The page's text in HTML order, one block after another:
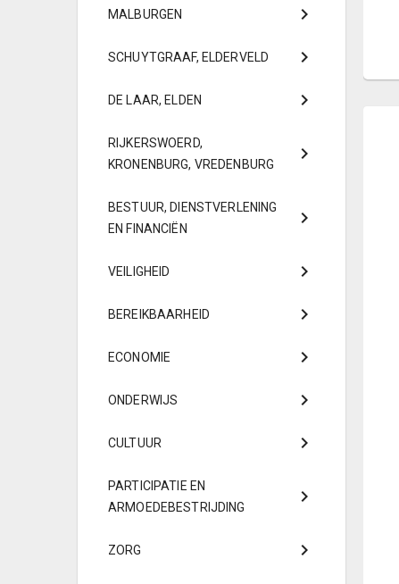
MALBURGEN
SCHUYTGRAAF, ELDERVELD
DE LAAR, ELDEN
RIJKERSWOERD,
KRONENBURG, VREDENBURG
BESTUUR, DIENSTVERLENING
EN FINANCIËN
VEILIGHEID
BEREIKBAARHEID
ECONOMIE
ONDERWIJS
CULTUUR
PARTICIPATIE EN
ARMOEDEBESTRIJDING
ZORG